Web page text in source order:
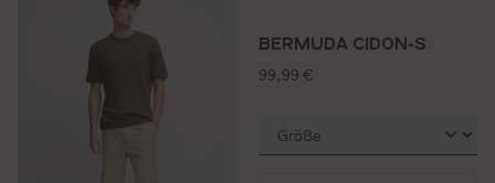
BERMUDA CIDON-S
regulärer preis:
99,99 €